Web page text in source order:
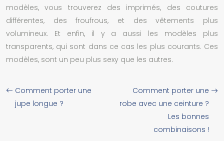
modèles, vous trouverez des imprimés, des coutures
différentes, des froufrous, et des vêtements plus
volumineux. Et enfin, il y a aussi les modèles plus
transparents, qui sont dans ce cas les plus courants. Ces
modèles, sont un peu plus sexy que les autres.
Comment porter une
jupe longue ?
Comment porter une
robe avec une ceinture ?
Les bonnes
combinaisons !